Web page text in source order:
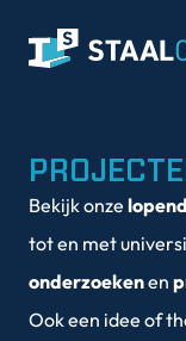
Bekijk onze
tot en met
onderzoekenen
Ook een idee of